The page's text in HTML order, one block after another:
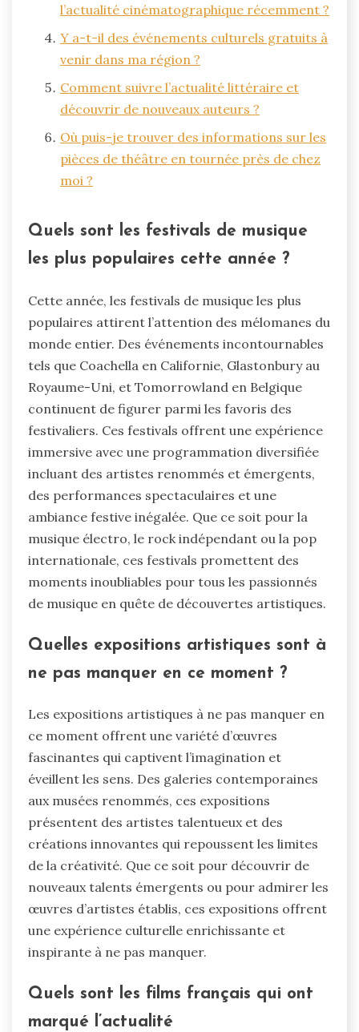
l’actualité cinématographique récemment ?
Y a-t-il des événements culturels gratuits à
venir dans ma région ?
Comment suivre l’actualité littéraire et
découvrir de nouveaux auteurs ?
Où puis-je trouver des informations sur les
pièces de théâtre en tournée près de chez
moi ?
Quels sont les festivals de musique
les plus populaires cette année ?
Cette année, les festivals de musique les plus
populaires attirent l’attention des mélomanes du
monde entier. Des événements incontournables
tels que Coachella en Californie, Glastonbury au
Royaume-Uni, et Tomorrowland en Belgique
continuent de figurer parmi les favoris des
festivaliers. Ces festivals offrent une expérience
immersive avec une programmation diversifiée
incluant des artistes renommés et émergents,
des performances spectaculaires et une
ambiance festive inégalée. Que ce soit pour la
musique électro, le rock indépendant ou la pop
internationale, ces festivals promettent des
moments inoubliables pour tous les passionnés
de musique en quête de découvertes artistiques.
Quelles expositions artistiques sont à
ne pas manquer en ce moment ?
Les expositions artistiques à ne pas manquer en
ce moment offrent une variété d’œuvres
fascinantes qui captivent l’imagination et
éveillent les sens. Des galeries contemporaines
aux musées renommés, ces expositions
présentent des artistes talentueux et des
créations innovantes qui repoussent les limites
de la créativité. Que ce soit pour découvrir de
nouveaux talents émergents ou pour admirer les
œuvres d’artistes établis, ces expositions offrent
une expérience culturelle enrichissante et
inspirante à ne pas manquer.
Quels sont les films français qui ont
marqué l’actualité